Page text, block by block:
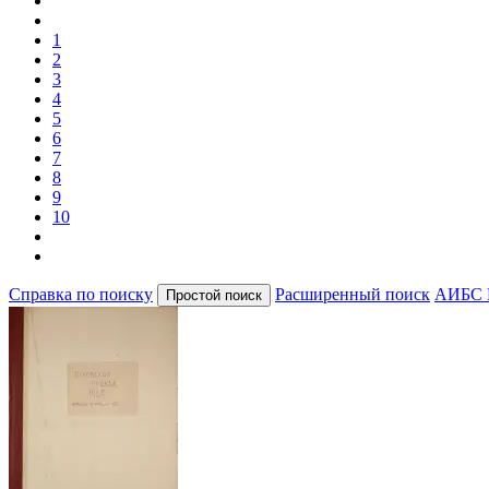
1
2
3
4
5
6
7
8
9
10
Справка по поиску Расширенный поиск АИБС